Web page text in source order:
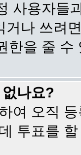
사용자들
거나 쓰려
한을 줄
나요?
여 오직
투표를